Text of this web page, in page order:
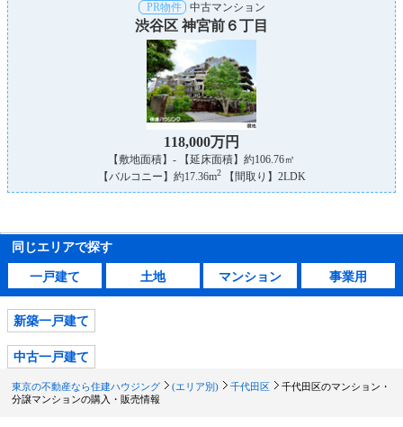
PR物件 中古マンション
渋谷区 神宮前６丁目
118,000万円
【敷地面積】- 【延床面積】約106.76㎡
【バルコニー】約17.36m2【間取り】2LDK
同じエリアで探す
一戸建て 土地 マンション 事業用
新築一戸建て
中古一戸建て
東京の不動産なら住建ハウジング (エリア別) 千代田区
千代田区のマンション・
分譲マンションの購入・販売情報